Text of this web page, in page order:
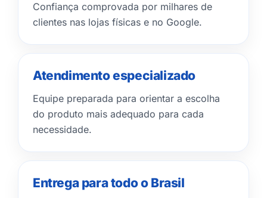
Confiança comprovada por milhares de
clientes nas lojas físicas e no Google.
Atendimento especializado
Equipe preparada para orientar a escolha
do produto mais adequado para cada
necessidade.
Entrega para todo o Brasil